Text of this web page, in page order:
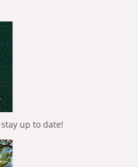
up to date!